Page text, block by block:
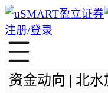
注册/登录
资金动向 | 北水